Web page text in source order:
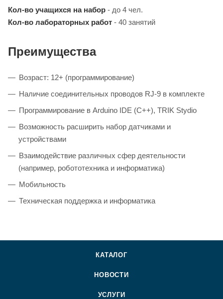
Кол-во учащихся на набор - до 4 чел.
Кол-во лабораторных работ - 40 занятий
Преимущества
Возраст: 12+ (программирование)
Наличие соединительных проводов RJ-9 в комплекте
Программирование в Arduino IDE (C++), TRIK Stydio
Возможность расширить набор датчиками и
устройствами
Взаимодействие различных сфер деятельности
(например, робототехника и информатика)
Мобильность
Техническая поддержка и информатика
КАТАЛОГ
НОВОСТИ
УСЛУГИ